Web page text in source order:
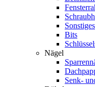
Sonstiges
Bits
Nägel
Senk-